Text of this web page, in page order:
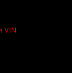
VIN